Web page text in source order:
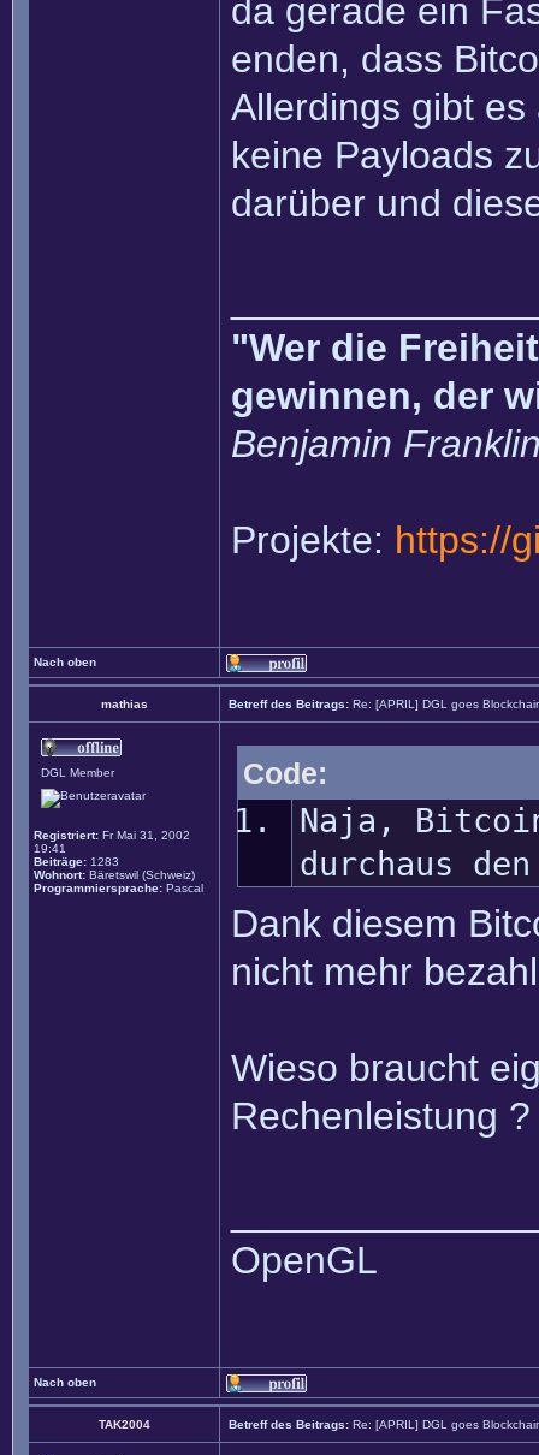
da gerade ein
enden, dass
Allerdings gibt
keine Payloads
darüber und
"Wer die
gewinnen, der
Benjamin
Projekte: https://
Nach oben
mathias Betreff des Beitrags: Re: [APRIL] DGL goes
DGL Member
Registriert: Fr Mai 31, 2002
19:41
Beiträge: 1283
Wohnort: Bäretswil (Schweiz)
Programmiersprache: Pascal
Code:
Naja,
durchaus
Dank diesem
nicht mehr
Wieso braucht
Rechenleistung ?
OpenGL
Nach oben
TAK2004 Betreff des Beitrags: Re: [APRIL] DGL goes